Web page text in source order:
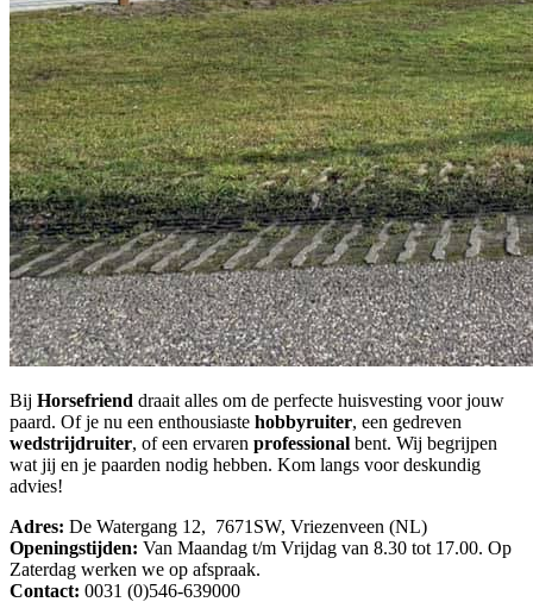
Bij Horsefriend draait alles om de perfecte huisvesting voor jouw
paard. Of je nu een enthousiaste hobbyruiter, een gedreven
wedstrijdruiter, of een ervaren professional bent. Wij begrijpen
wat jij en je paarden nodig hebben. Kom langs voor deskundig
advies!
Adres: De Watergang 12, 7671SW, Vriezenveen (NL)
Openingstijden: Van Maandag t/m Vrijdag van 8.30 tot 17.00. Op
Zaterdag werken we op afspraak.
Contact: 0031 (0)546-639000